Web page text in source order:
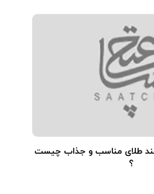
طلای مناسب و جذاب چیست
؟